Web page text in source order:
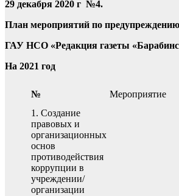
29 декабря 2020 г №4.
План мероприятий по
ГАУ НСО «Редакция газеты
На 2021 год
№ Мероприятие
1. Создание
правовых и
организационных
основ
противодействия
коррупции в
учреждении/
организации